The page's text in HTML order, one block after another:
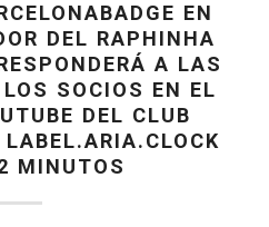
EN
DEL RAPHINHA
A LAS
SOCIOS EN EL
DEL CLUB
MINUTOS